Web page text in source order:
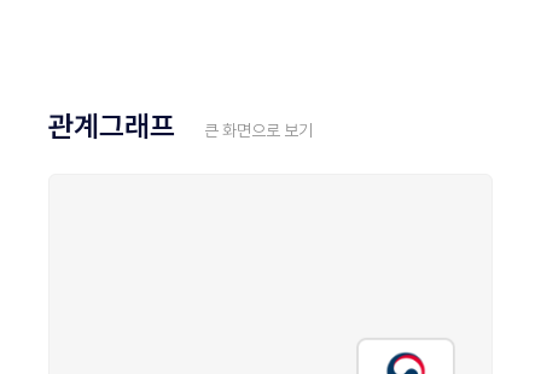
관계그래프 큰 화면으로 보기